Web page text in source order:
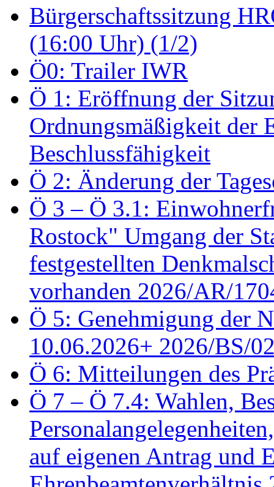
Bürgerschaftssitzung
(16:00 Uhr) (1/2)
Ö0: Trailer IWR
Ö 1: Eröffnung der
Ordnungsmäßigkeit der
Beschlussfähigkeit
Ö 2: Änderung der
Ö 3 – Ö 3.1:
Rostock" Umgang der
festgestellten
vorhanden 2026/AR/
Ö 5: Genehmigung der
10.06.2026+ 2026/BS/
Ö 6: Mitteilungen des
Ö 7 – Ö 7.4: Wahlen,
auf eigenen Antrag und